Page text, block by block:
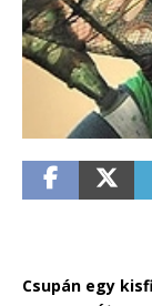
Csupán egy